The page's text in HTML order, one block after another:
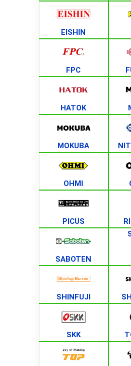
EISHIN
FPC
HATOK
MOKUBA
OHMI
PICUS
SABOTEN
SHINFUJI
SKK